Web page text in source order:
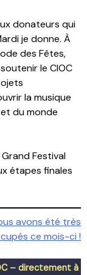
donateurs qui
je donne. À
des Fêtes,
le CIOC
la musique
du monde
Festival
étapes finales
avons été très
ce mois-ci !
– directement à